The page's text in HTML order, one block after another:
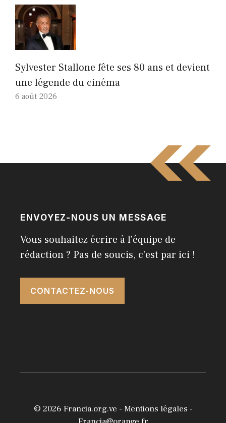
Sylvester Stallone fête ses 80 ans et devient
une légende du cinéma
6 août 2026
ENVOYEZ-NOUS UN MESSAGE
Vous souhaitez écrire à l'équipe de
rédaction ? Pas de soucis, c'est par ici !
CONTACTEZ-NOUS
© 2026 Francia.org.ve - Mentions légales -